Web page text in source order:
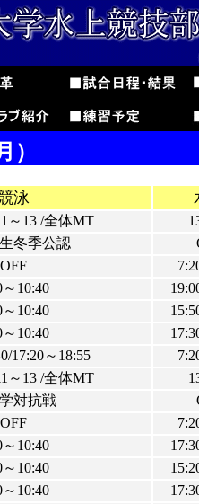
泳
～13 /全体MT
冬季公認
OFF
～10:40
～10:40
～10:40
17:20～18:55
～13 /全体MT
対抗戦
OFF
～10:40
～10:40
～10:40
）